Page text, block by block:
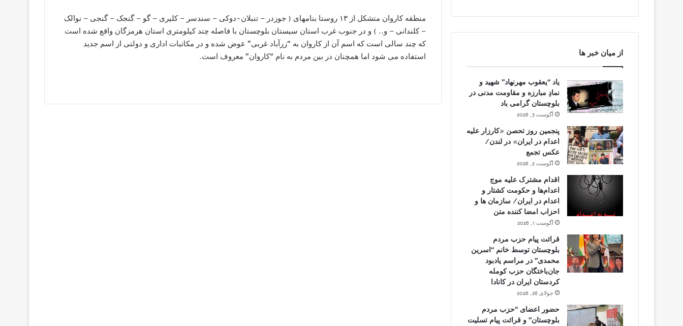
منطقه کاروان متشکل از ۱۳ روستا بنامهای ( جوزدر – تنبلان-دوکی – سندسر – کلیری – گو – گنجک – گنجی – نوالک
– کلندانی – و.. ) و در جنوب غرب استان سیستان بلوچستان با فاصله چند کیلومتری استان هرمزگان واقع شده است
که چند سالی است که اسم آن از کاروان به “زرآباد غربی” عوض شده و در مکاتبات اداری و دولتی از اسم جدید
استفاده می شود اما همچنان در بین مردم به نام “کاروان” معروف است.
از میان خبر ها
یاد “یعقوب مهرنهاد” شهید و
نمادِ مبارزه و مقاومت مدنی در
بلوچستان گرامی باد
آگوست 3, 2026
پنجمین روز تحصن «کارزار علیه
اعدام در ایران» در لندن/
عکس تجمع
آگوست 2, 2026
اقدام مشترک علیه موج
اعدام‌ها و حکومت کشتار و
اعدام در ایران/ سازمان ها و
احزاب امضا کننده متن
آگوست 1, 2026
قرائت پیام حزب مردم
بلوچستان توسط خانم “اسرین
محمدی” در مراسم یادبود
جان‌باختگان حزب کومله
کردستان ایران در کانادا
جولای 26, 2026
حضور اعضای “حزب مردم
بلوچستان” و قرائت پیام تسلیت